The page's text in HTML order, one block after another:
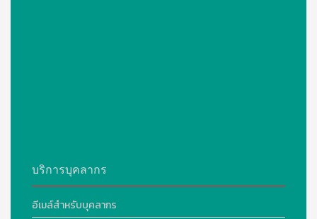
บริการบุคลากร
อีเมล์สำหรับบุคลากร